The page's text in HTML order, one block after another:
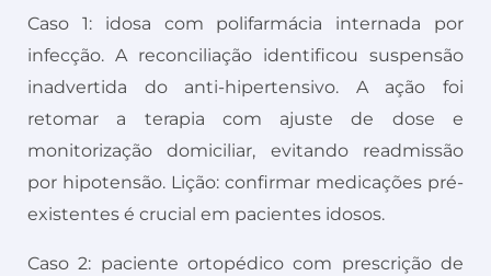
Caso 1: idosa com polifarmácia internada por
infecção. A reconciliação identificou suspensão
inadvertida do anti-hipertensivo. A ação foi
retomar a terapia com ajuste de dose e
monitorização domiciliar, evitando readmissão
por hipotensão. Lição: confirmar medicações pré-
existentes é crucial em pacientes idosos.
Caso 2: paciente ortopédico com prescrição de